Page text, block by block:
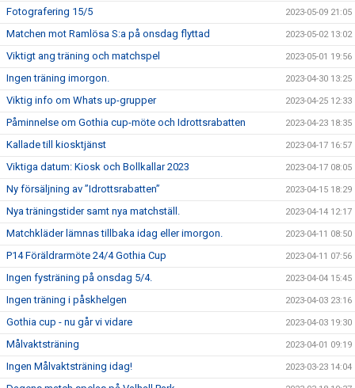
Fotografering 15/5 2023-05-09 21:05
Matchen mot Ramlösa S:a på onsdag flyttad 2023-05-02 13:02
Viktigt ang träning och matchspel 2023-05-01 19:56
Ingen träning imorgon. 2023-04-30 13:25
Viktig info om Whats up-grupper 2023-04-25 12:33
Påminnelse om Gothia cup-möte och Idrottsrabatten 2023-04-23 18:35
Kallade till kiosktjänst 2023-04-17 16:57
Viktiga datum: Kiosk och Bollkallar 2023 2023-04-17 08:05
Ny försäljning av ”Idrottsrabatten” 2023-04-15 18:29
Nya träningstider samt nya matchställ. 2023-04-14 12:17
Matchkläder lämnas tillbaka idag eller imorgon. 2023-04-11 08:50
P14 Föräldrarmöte 24/4 Gothia Cup 2023-04-11 07:56
Ingen fysträning på onsdag 5/4. 2023-04-04 15:45
Ingen träning i påskhelgen 2023-04-03 23:16
Gothia cup - nu går vi vidare 2023-04-03 19:30
Målvaktsträning 2023-04-01 09:19
Ingen Målvaktsträning idag! 2023-03-23 14:04